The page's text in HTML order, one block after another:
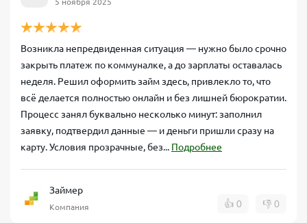
Возникла непредвиденная ситуация — нужно было срочно
закрыть платеж по коммуналке, а до зарплаты оставалась
неделя. Решил оформить займ здесь, привлекло то, что
всё делается полностью онлайн и без лишней бюрократии.
Процесс занял буквально несколько минут: заполнил
заявку, подтвердил данные — и деньги пришли сразу на
карту. Условия прозрачные, без... Подробнее
Займер
Компания 👍 0 👎 0